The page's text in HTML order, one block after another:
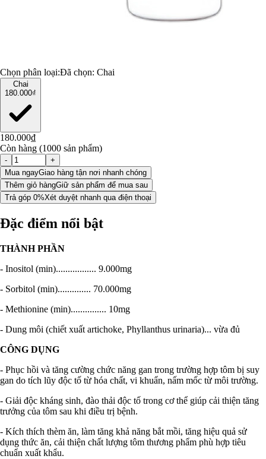
Chọn phân loại:Đã chọn: Chai
Chai
180.000₫
180.000₫
Còn hàng (1000 sản phẩm)
-
+
Mua ngayGiao hàng tận nơi nhanh chóng
Thêm giỏ hàngGiữ sản phẩm để mua sau
Trả góp 0%Xét duyệt nhanh qua điện thoại
Đặc điểm nổi bật
THÀNH PHẦN
- Inositol (min)................. 9.000mg
- Sorbitol (min).............. 70.000mg
- Methionine (min)............... 10mg
- Dung môi (chiết xuất artichoke, Phyllanthus urinaria)... vừa đủ
CÔNG DỤNG
- Phục hồi và tăng cường chức năng gan trong trường hợp tôm bị suy
gan do tích lũy độc tố từ hóa chất, vi khuẩn, nấm mốc từ môi trường.
- Giải độc kháng sinh, đào thải độc tố trong cơ thể giúp cải thiện tăng
trưởng của tôm sau khi điều trị bệnh.
- Kích thích thèm ăn, làm tăng khả năng bắt mồi, tăng hiệu quả sử
dụng thức ăn, cải thiện chất lượng tôm thương phẩm phù hợp tiêu
chuẩn xuất khẩu.